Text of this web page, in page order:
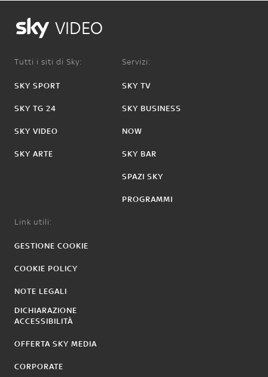
VIDEO
Tutti i siti di Sky:
SKY SPORT
SKY TG 24
SKY VIDEO
SKY ARTE
Servizi:
SKY TV
SKY BUSINESS
NOW
SKY BAR
SPAZI SKY
PROGRAMMI
Link utili:
GESTIONE COOKIE
COOKIE POLICY
NOTE LEGALI
DICHIARAZIONE
ACCESSIBILITÀ
OFFERTA SKY MEDIA
CORPORATE